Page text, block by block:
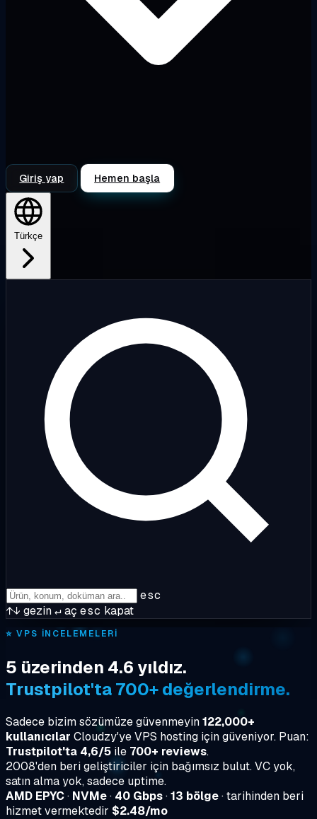
Giriş yap Hemen başla
Türkçe
esc
↑↓ gezin↵aç esc kapat
⭐ VPS İNCELEMELERI
5 üzerinden 4.6 yıldız.
Trustpilot'ta 700+ değerlendirme.
Sadece bizim sözümüze güvenmeyin122,000+
kullanıcılar Cloudzy'ye VPS hosting için güveniyor. Puan:
Trustpilot'ta 4,6/5 ile 700+ reviews.
2008'den beri geliştiriciler için bağımsız bulut. VC yok,
satın alma yok, sadece uptime.
AMD EPYC· NVMe· 40 Gbps·13 bölge· tarihinden beri
hizmet vermektedir $2.48/mo